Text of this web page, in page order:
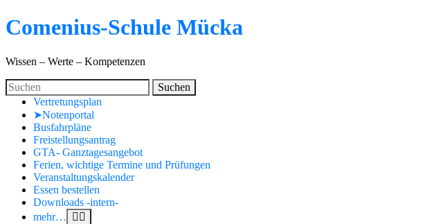
Skip
to
content
Comenius-Schule Mücka
Wissen – Werte – Kompetenzen
Search
for:
Suchen
Vertretungsplan
➤Notenportal
Busfahrpläne
Freistellungsantrag
GTA- Ganztagesangebot
Ferien, wichtige Termine und Prüfungen
Veranstaltungskalender
Essen bestellen
Downloads -intern-
mehr…